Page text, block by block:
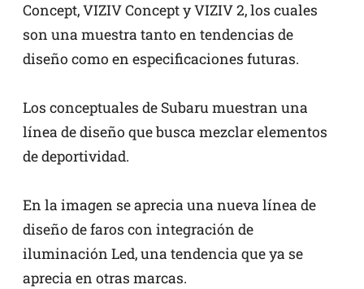
Concept, VIZIV Concept y VIZIV 2, los cuales
son una muestra tanto en tendencias de
diseño como en especificaciones futuras.
Los conceptuales de Subaru muestran una
línea de diseño que busca mezclar elementos
de deportividad.
En la imagen se aprecia una nueva línea de
diseño de faros con integración de
iluminación Led, una tendencia que ya se
aprecia en otras marcas.